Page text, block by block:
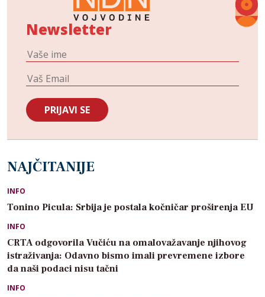
Newsletter
NAJČITANIJE
INFO
Tonino Picula: Srbija je postala kočničar proširenja EU
INFO
CRTA odgovorila Vučiću na omalovažavanje njihovog
istraživanja: Odavno bismo imali prevremene izbore
da naši podaci nisu tačni
INFO